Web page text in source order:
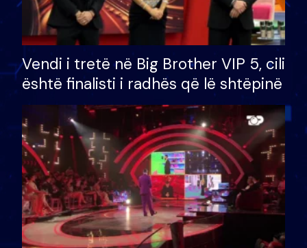
Vendi i tretë në Big Brother VIP 5, cili
është finalisti i radhës që lë shtëpinë